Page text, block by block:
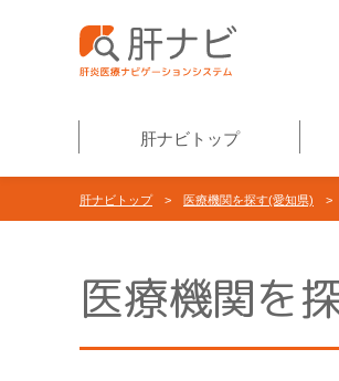
肝ナビトップ
肝ナビトップ> 医療機関を探す(愛知県) >
医療機関を